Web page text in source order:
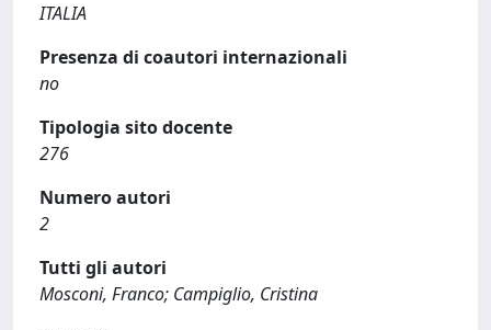
ITALIA
Presenza di coautori internazionali
no
Tipologia sito docente
276
Numero autori
2
Tutti gli autori
Mosconi, Franco; Campiglio, Cristina